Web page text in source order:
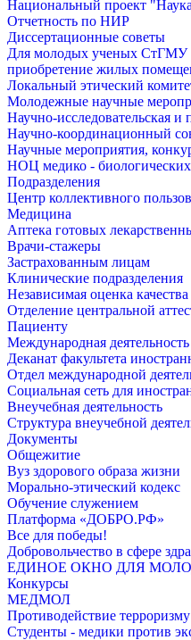
Национальный проект
Отчетность по НИР
Диссертационные советы
Для молодых ученых СтГМУ
приобретение жилых
Локальный этический
Молодежные научные
Научно-исследовательская и
Научно-координационный
Научные мероприятия,
НОЦ медико -
Подразделения
Центр коллективного
Медицина
Аптека готовых
Врачи-стажеры
Застрахованным лицам
Клинические подразделения
Независимая оценка качества
Отделение центральной
Пациенту
Международная деятельность
Деканат факультета
Отдел международной
Социальная сеть для
Внеучебная деятельность
Структура внеучебной
Документы
Общежитие
Вуз здорового образа жизни
Морально-этический кодекс
Обучение служением
Платформа «ДОБРО.РФ»
Все для победы!
Добровольчество в сфере
ЕДИНОЕ ОКНО ДЛЯ
Конкурсы
МЕДМОЛ
Противодействие терроризму
Студенты - медики против